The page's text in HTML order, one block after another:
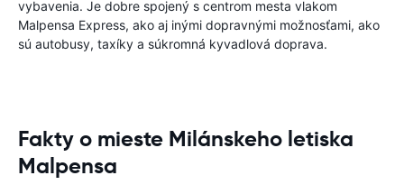
vybavenia. Je dobre spojený s centrom mesta vlakom
Malpensa Express, ako aj inými dopravnými možnosťami, ako
sú autobusy, taxíky a súkromná kyvadlová doprava.
Fakty o mieste Milánskeho letiska
Malpensa